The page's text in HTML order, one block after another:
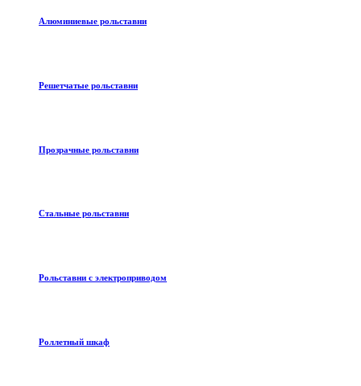
Алюминиевые рольставни
Решетчатые рольставни
Прозрачные рольставни
Стальные рольставни
Рольставни с электроприводом
Роллетный шкаф